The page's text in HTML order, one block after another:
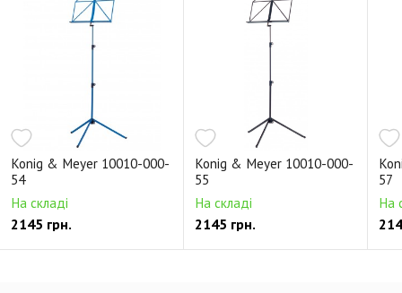
Konig & Meyer 10010-000-
54
На складі
2145 грн.
Konig & Meyer 10010-000-
55
На складі
2145 грн.
57
На